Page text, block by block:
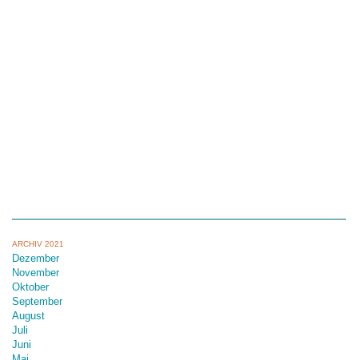
ARCHIV 2021
Dezember
November
Oktober
September
August
Juli
Juni